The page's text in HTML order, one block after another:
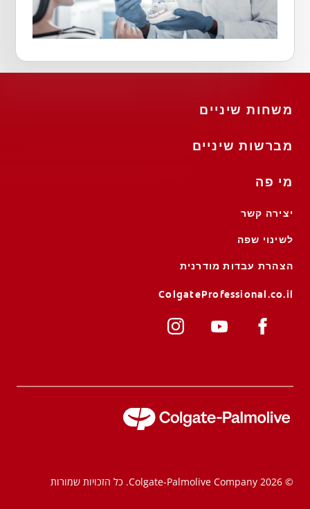
משחות שיניים
מברשות שיניים
מי פה
יצירה קשר
לשינוי שפה
הצהרת עבדות מודרנית
ColgateProfessional.co.il
© 2026 Colgate-Palmolive Company. כל הזכויות שמורות